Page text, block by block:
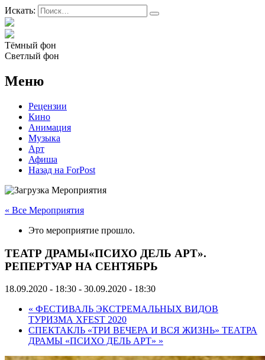
Искать:
Тёмный фон
Светлый фон
Меню
Рецензии
Кино
Анимация
Музыка
Арт
Афиша
Назад на ForPost
« Все Мероприятия
Это мероприятие прошло.
ТЕАТР ДРАМЫ«ПСИХО ДЕЛЬ АРТ».
РЕПЕРТУАР НА СЕНТЯБРЬ
18.09.2020 - 18:30 - 30.09.2020 - 18:30
« ФЕСТИВАЛЬ ЭКСТРЕМАЛЬНЫХ ВИДОВ
ТУРИЗМА XFEST 2020
СПЕКТАКЛЬ «ТРИ ВЕЧЕРА И ВСЯ ЖИЗНЬ» ТЕАТРА
ДРАМЫ «ПСИХО ДЕЛЬ АРТ» »